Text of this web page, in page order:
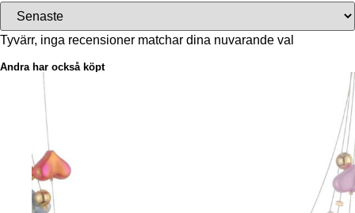
Tyvärr, inga recensioner matchar dina nuvarande val
Andra har också köpt